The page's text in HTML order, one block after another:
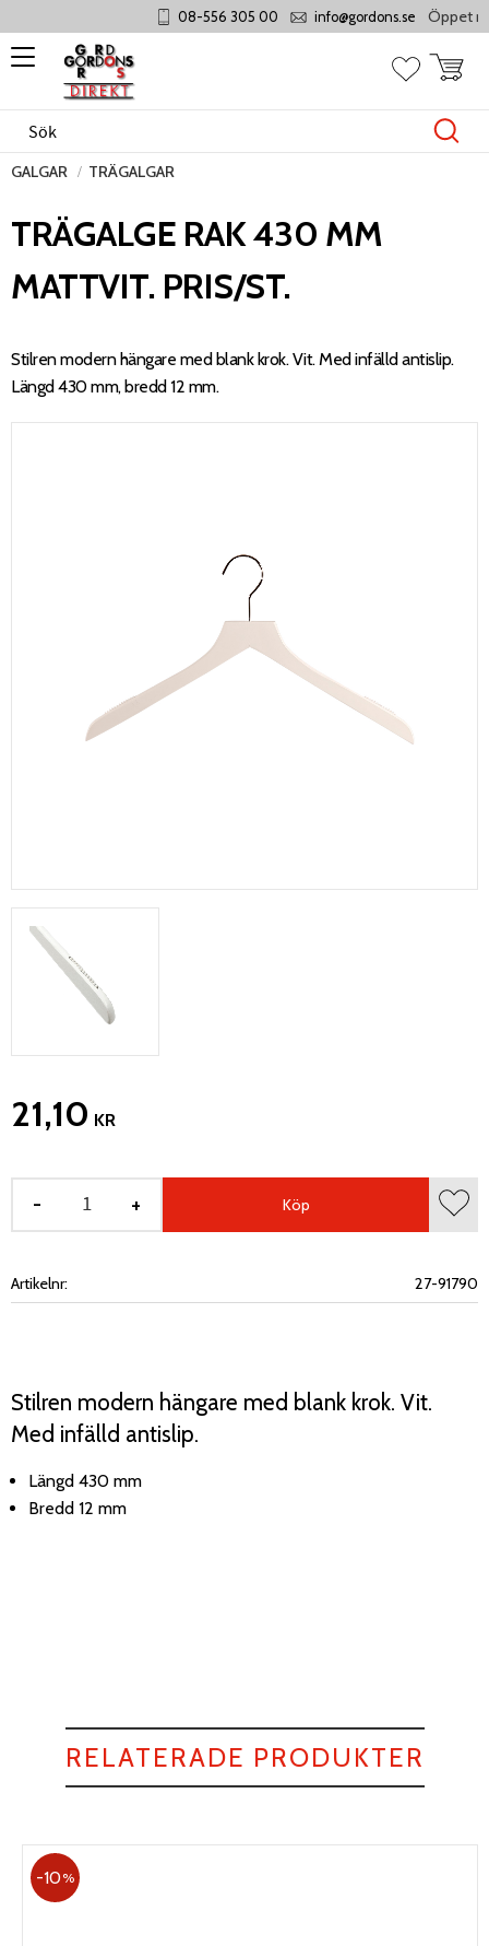
Meny
08-556 305 00 info@gordons.se Öppet
Favoriter
GALGAR TRÄGALGAR
TRÄGALGE RAK 430 MM
MATTVIT. PRIS/ST.
Stilren modern hängare med blank krok. Vit. Med infälld antislip.
Längd 430 mm, bredd 12 mm.
21,10 KR
+
- Köp
Artikelnr 27-91790
Stilren modern hängare med blank krok. Vit.
Med infälld antislip.
Längd 430 mm
Bredd 12 mm
RELATERADE PRODUKTER
10%